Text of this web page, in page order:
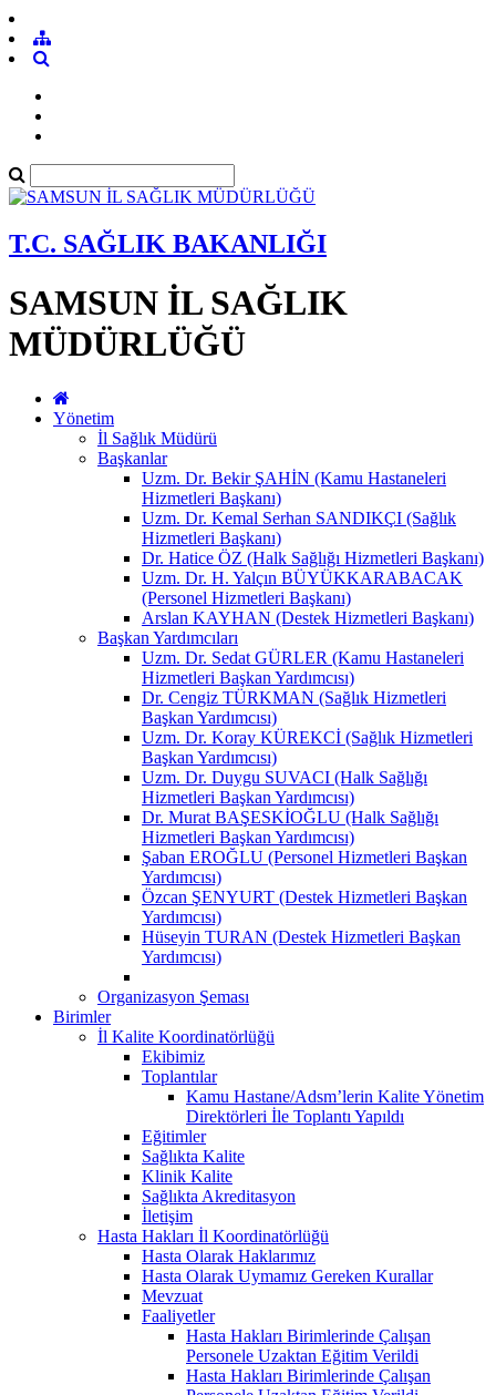
T.C. SAĞLIK BAKANLIĞI
SAMSUN İL SAĞLIK
MÜDÜRLÜĞÜ
Yönetim
İl Sağlık Müdürü
Başkanlar
Uzm. Dr. Bekir ŞAHİN (Kamu Hastaneleri
Hizmetleri Başkanı)
Uzm. Dr. Kemal Serhan SANDIKÇI (Sağlık
Hizmetleri Başkanı)
Dr. Hatice ÖZ (Halk Sağlığı Hizmetleri Başkanı)
Uzm. Dr. H. Yalçın BÜYÜKKARABACAK
(Personel Hizmetleri Başkanı)
Arslan KAYHAN (Destek Hizmetleri Başkanı)
Başkan Yardımcıları
Uzm. Dr. Sedat GÜRLER (Kamu Hastaneleri
Hizmetleri Başkan Yardımcısı)
Dr. Cengiz TÜRKMAN (Sağlık Hizmetleri
Başkan Yardımcısı)
Uzm. Dr. Koray KÜREKCİ (Sağlık Hizmetleri
Başkan Yardımcısı)
Uzm. Dr. Duygu SUVACI (Halk Sağlığı
Hizmetleri Başkan Yardımcısı)
Dr. Murat BAŞESKİOĞLU (Halk Sağlığı
Hizmetleri Başkan Yardımcısı)
Şaban EROĞLU (Personel Hizmetleri Başkan
Yardımcısı)
Özcan ŞENYURT (Destek Hizmetleri Başkan
Yardımcısı)
Hüseyin TURAN (Destek Hizmetleri Başkan
Yardımcısı)
Organizasyon Şeması
Birimler
İl Kalite Koordinatörlüğü
Ekibimiz
Toplantılar
Kamu Hastane/Adsm’lerin Kalite Yönetim
Direktörleri İle Toplantı Yapıldı
Eğitimler
Sağlıkta Kalite
Klinik Kalite
Sağlıkta Akreditasyon
İletişim
Hasta Hakları İl Koordinatörlüğü
Hasta Olarak Haklarımız
Hasta Olarak Uymamız Gereken Kurallar
Mevzuat
Faaliyetler
Hasta Hakları Birimlerinde Çalışan
Personele Uzaktan Eğitim Verildi
Hasta Hakları Birimlerinde Çalışan